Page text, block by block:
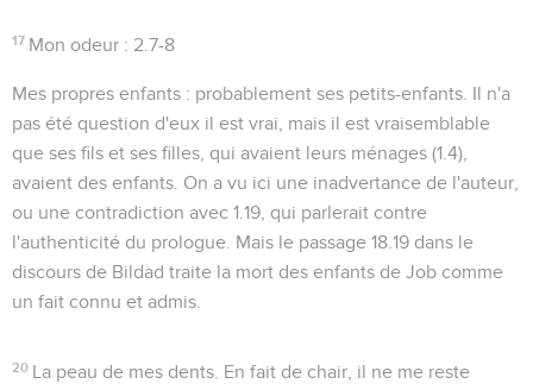
17 Mon odeur : 2.7-8
Mes propres enfants : probablement ses petits-enfants. Il n'a
pas été question d'eux il est vrai, mais il est vraisemblable
que ses fils et ses filles, qui avaient leurs ménages (1.4),
avaient des enfants. On a vu ici une inadvertance de l'auteur,
ou une contradiction avec 1.19 , qui parlerait contre
l'authenticité du prologue. Mais le passage 18.19 dans le
discours de Bildad traite la mort des enfants de Job comme
un fait connu et admis.
20 La peau de mes dents . En fait de chair, il ne me reste